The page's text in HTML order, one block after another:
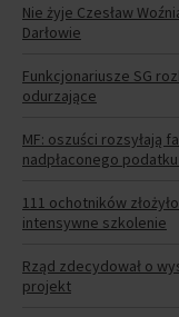
Nie żyje Czesław
Darłowie
Funkcjonariusze SG
odurzające
MF: oszuści rozsyłają
nadpłaconego podatku
111 ochotników
intensywne szkolenie
Rząd zdecydował o
projekt